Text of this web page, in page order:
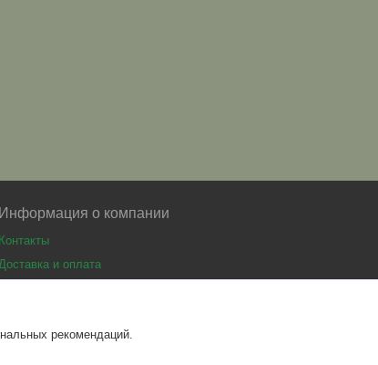
Информация о компании
Контакты
и оплата
рекомендаций.